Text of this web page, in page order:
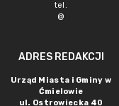
tel.
@
ADRES REDAKCJI
Urząd Miasta i Gminy w
Ćmielowie
ul. Ostrowiecka 40